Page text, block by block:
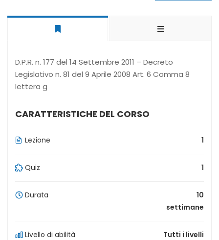
D.P.R. n. 177 del 14 Settembre 2011 – Decreto
Legislativo n. 81 del 9 Aprile 2008 Art. 6 Comma 8
lettera g
CARATTERISTICHE DEL CORSO
Lezione 1
Quiz 1
Durata
10
settimane
Livello di abilità Tutti i livelli